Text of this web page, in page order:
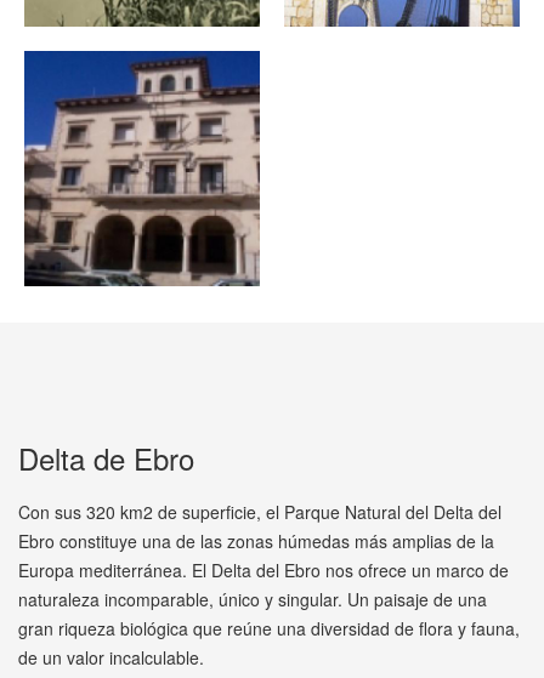
Delta de Ebro
Con sus 320 km2 de superficie, el Parque Natural del Delta del
Ebro constituye una de las zonas húmedas más amplias de la
Europa mediterránea. El Delta del Ebro nos ofrece un marco de
naturaleza incomparable, único y singular. Un paisaje de una
gran riqueza biológica que reúne una diversidad de flora y fauna,
de un valor incalculable.